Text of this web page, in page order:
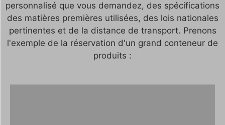
personnalisé que vous demandez, des spécifications
des matières premières utilisées, des lois nationales
pertinentes et de la distance de transport. Prenons
l'exemple de la réservation d'un grand conteneur de
produits :